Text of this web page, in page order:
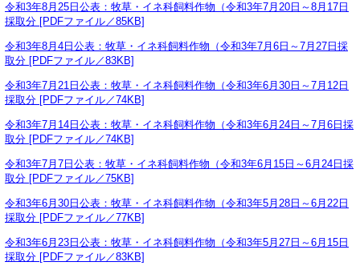
令和3年8月25日公表：牧草・イネ科飼料作物（令和3年7月20日～8月17日
採取分 [PDFファイル／85KB]
令和3年8月4日公表：牧草・イネ科飼料作物（令和3年7月6日～7月27日採
取分 [PDFファイル／83KB]
令和3年7月21日公表：牧草・イネ科飼料作物（令和3年6月30日～7月12日
採取分 [PDFファイル／74KB]
令和3年7月14日公表：牧草・イネ科飼料作物（令和3年6月24日～7月6日採
取分 [PDFファイル／74KB]
令和3年7月7日公表：牧草・イネ科飼料作物（令和3年6月15日～6月24日採
取分 [PDFファイル／75KB]
令和3年6月30日公表：牧草・イネ科飼料作物（令和3年5月28日～6月22日
採取分 [PDFファイル／77KB]
令和3年6月23日公表：牧草・イネ科飼料作物（令和3年5月27日～6月15日
採取分 [PDFファイル／83KB]